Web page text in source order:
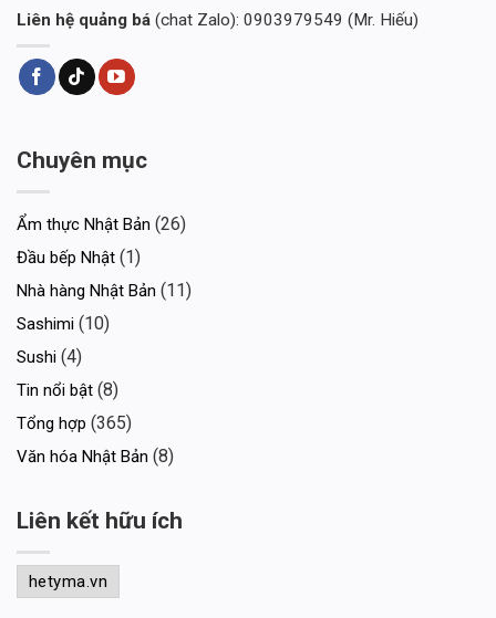
Liên hệ quảng bá (chat Zalo): 0903979549 (Mr. Hiếu)
Chuyên mục
Ẩm thực Nhật Bản (26)
Đầu bếp Nhật (1)
Nhà hàng Nhật Bản (11)
Sashimi (10)
Sushi (4)
Tin nổi bật (8)
Tổng hợp (365)
Văn hóa Nhật Bản (8)
Liên kết hữu ích
hetyma.vn